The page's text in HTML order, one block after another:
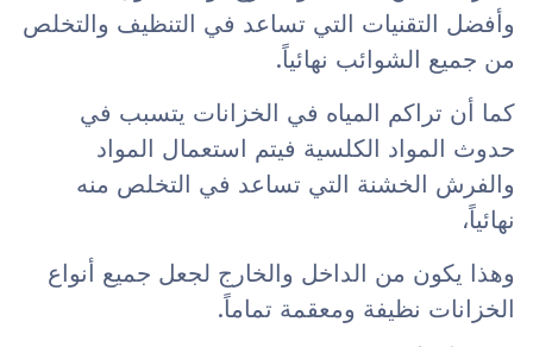
وأفضل التقنيات التي تساعد في التنظيف والتخلص
من جميع الشوائب نهائياً.
كما أن تراكم المياه في الخزانات يتسبب في
حدوث المواد الكلسية فيتم استعمال المواد
والفرش الخشنة التي تساعد في التخلص منه
نهائياً،
وهذا يكون من الداخل والخارج لجعل جميع أنواع
الخزانات نظيفة ومعقمة تماماً.